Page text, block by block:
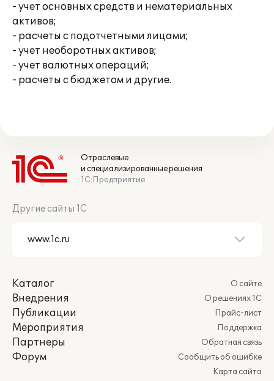
- учет основных средств и нематериальных
активов;
- расчеты с подотчетными лицами;
- учет необоротных активов;
- учет валютных операций;
- расчеты с бюджетом и другие.
Отраслевые
и специализированные решения
1С:Предприятие
Другие сайты 1С
Каталог
Внедрения
Публикации
Мероприятия
Партнеры
Форум
О сайте
О решениях 1С
Прайс-лист
Поддержка
Обратная связь
Сообщить об ошибке
Карта сайта